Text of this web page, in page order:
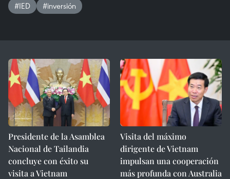
#IED #inversión
Presidente de la Asamblea
Nacional de Tailandia
concluye con éxito su
visita a Vietnam
Visita del máximo
dirigente de Vietnam
impulsan una cooperación
más profunda con Australia